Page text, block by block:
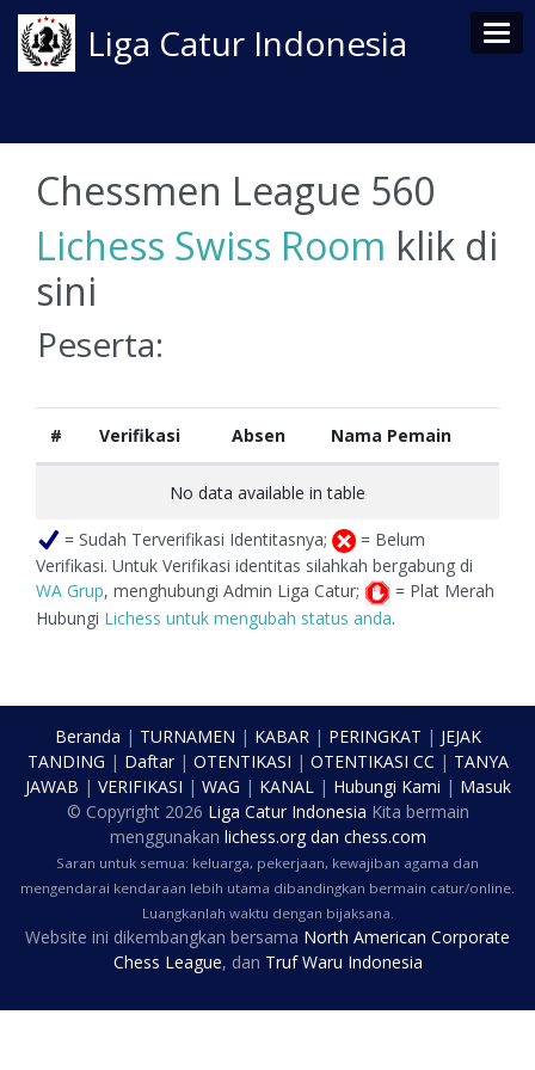
Liga Catur Indonesia
Chessmen League 560
Lichess Swiss Room klik di
sini
Peserta:
# Verifikasi Absen Nama Pemain
No data available in table
= Sudah Terverifikasi Identitasnya;
= Belum
Verifikasi. Untuk Verifikasi identitas silahkah bergabung di
WA Grup, menghubungi Admin Liga Catur;
= Plat Merah
Hubungi Lichess untuk mengubah status anda.
Beranda | TURNAMEN | KABAR| PERINGKAT | JEJAK
TANDING | Daftar| OTENTIKASI | OTENTIKASI CC | TANYA
JAWAB | VERIFIKASI | WAG | KANAL| Hubungi Kami | Masuk
© Copyright 2026 Liga Catur Indonesia Kita bermain
menggunakan lichess.orgdan chess.com
Saran untuk semua: keluarga, pekerjaan, kewajiban agama dan
mengendarai kendaraan lebih utama dibandingkan bermain catur/online.
Luangkanlah waktu dengan bijaksana.
Website ini dikembangkan bersama North American Corporate
Chess League, dan Truf Waru Indonesia